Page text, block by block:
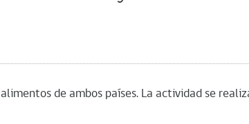
de ambos países. La actividad se